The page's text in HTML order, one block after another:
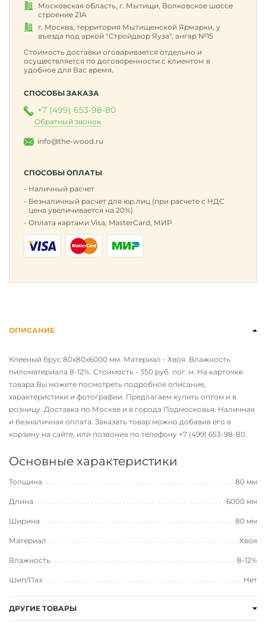
Московская область, г. Мытищи, Волковское шоссе
строение 21А
г. Москва, территория Мытищенской Ярмарки, у
въезда под аркой "Стройдвор Яуза", ангар №15
Стоимость доставки оговаривается отдельно и
осуществляется по договоренности с клиентом в
удобное для Вас время.
СПОСОБЫ ЗАКАЗА
+7 (499) 653-98-80
Обратный звонок
info@the-wood.ru
СПОСОБЫ ОПЛАТЫ
Наличный расчет
Безналичный расчет для юр.лиц (при расчете с НДС
цена увеличивается на 20%)
Оплата картами Visa, MasterCard, МИР
ОПИСАНИЕ
Клееный брус 80х80х6000 мм. Материал - Хвоя. Влажность
пиломатериала 8-12%. Стоимость - 350 руб. пог. м. На карточке
товара Вы можете посмотреть подробное описание,
характеристики и фотографии. Предлагаем купить оптом и в
розницу. Доставка по Москве и в города Подмосковья. Наличная
и безналичная оплата. Заказать товар можно добавив его в
корзину на сайте, или позвонив по телефону +7 (499) 653-98-80.
Основные характеристики
Толщина 80 мм
Длина 6000 мм
Ширина 80 мм
Материал Хвоя
Влажность 8-12%
Шип/Паз Нет
ДРУГИЕ ТОВАРЫ